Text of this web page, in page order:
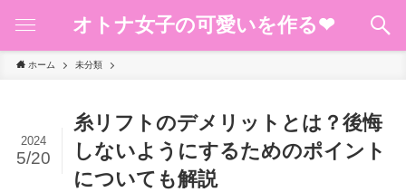
オトナ女子の可愛いを作る❤︎
ホーム 未分類
糸リフトのデメリットとは？後悔
しないようにするためのポイント
についても解説
2024
5/20